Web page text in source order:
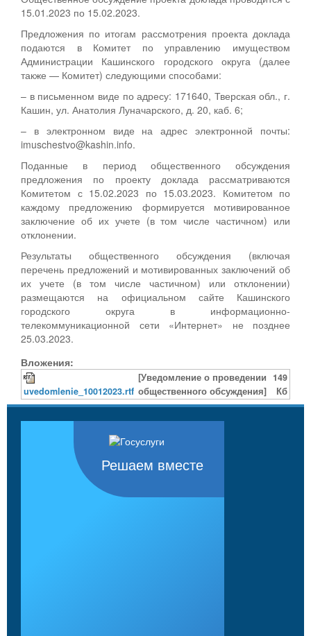
15.01.2023 по 15.02.2023.
Предложения по итогам рассмотрения проекта доклада
подаются в Комитет по управлению имуществом
Администрации Кашинского городского округа (далее
также — Комитет) следующими способами:
– в письменном виде по адресу: 171640, Тверская обл., г.
Кашин, ул. Анатолия Луначарского, д. 20, каб. 6;
– в электронном виде на адрес электронной почты:
imuschestvo@kashin.info.
Поданные в период общественного обсуждения
предложения по проекту доклада рассматриваются
Комитетом с 15.02.2023 по 15.03.2023. Комитетом по
каждому предложению формируется мотивированное
заключение об их учете (в том числе частичном) или
отклонении.
Результаты общественного обсуждения (включая
перечень предложений и мотивированных заключений об
их учете (в том числе частичном) или отклонении)
размещаются на официальном сайте Кашинского
городского округа в информационно-
телекоммуникационной сети «Интернет» не позднее
25.03.2023.
Вложения:
uvedomlenie_10012023.rtf
[Уведомление о проведении
общественного обсуждения]
149
Кб
Решаем вместе